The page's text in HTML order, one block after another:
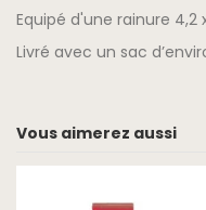
Equipé d'une rainure
Livré avec un sac
Vous aimerez aussi